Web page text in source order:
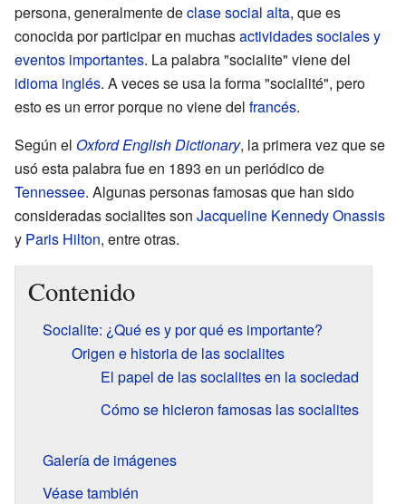
persona, generalmente declase social alta, que es
conocida por participar en muchasactividades sociales y
eventos importantes. La palabra "socialite" viene del
idioma inglés. A veces se usa la forma "socialité", pero
esto es un error porque no viene del francés.
Según el Oxford English Dictionary, la primera vez que se
usó esta palabra fue en 1893 en un periódico de
Tennessee. Algunas personas famosas que han sido
consideradas socialites son Jacqueline Kennedy Onassis
y Paris Hilton, entre otras.
Contenido
Socialite: ¿Qué es y por qué es importante?
Origen e historia de las socialites
El papel de las socialites en la sociedad
Cómo se hicieron famosas las socialites
Galería de imágenes
Véase también